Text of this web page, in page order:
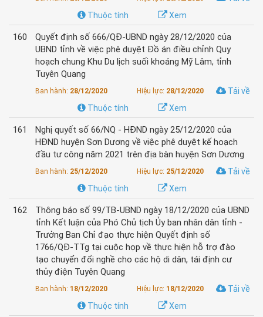
Xem
Thuộc tính
160
Quyết định số 666/QĐ-UBND ngày 28/12/2020 của
UBND tỉnh về việc phê duyệt Đồ án điều chỉnh Quy
hoạch chung Khu Du lịch suối khoáng Mỹ Lâm, tỉnh
Tuyên Quang
Ban hành: 28/12/2020 Hiệu lực: 28/12/2020
Tải về
Xem
Thuộc tính
161
Nghị quyết số 66/NQ - HĐND ngày 25/12/2020 của
HĐND huyện Sơn Dương về việc phê duyệt kế hoạch
đầu tư công năm 2021 trên địa bàn huyện Sơn Dương
Ban hành: 25/12/2020 Hiệu lực: 25/12/2020
Tải về
Xem
Thuộc tính
162
Thông báo số 99/TB-UBND ngày 18/12/2020 của UBND
tỉnh Kết luận của Phó Chủ tịch Ủy ban nhân dân tỉnh -
Trưởng Ban Chỉ đạo thực hiện Quyết định số
1766/QĐ-TTg tại cuộc họp về thực hiện hỗ trợ đào
tạo chuyển đổi nghề cho các hộ di dân, tái định cư
thủy điện Tuyên Quang
Ban hành: 18/12/2020 Hiệu lực: 18/12/2020
Tải về
Xem
Thuộc tính